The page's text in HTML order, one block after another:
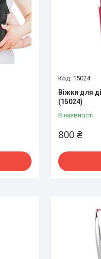
15024
Віжки для
(15024)
В наявності
800 ₴